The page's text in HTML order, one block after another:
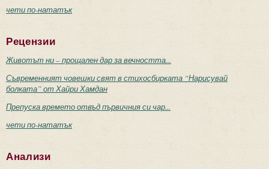
чети по-нататък
Рецензии
Животът ни – прощален дар за вечността...
Съвременният човешки свят в стихосбирката “Нарисувай
болката” от Хайри Хамдан
Препуска времето отвъд първичния си чар...
чети по-нататък
Анализи